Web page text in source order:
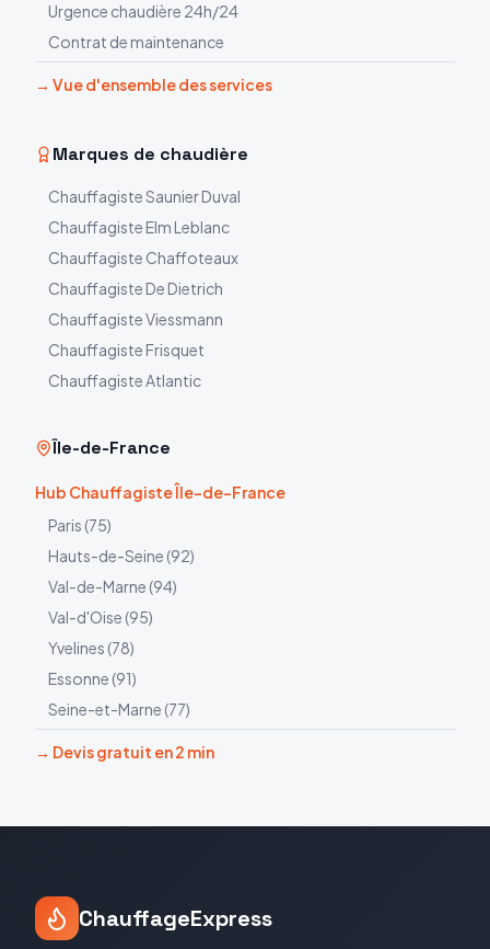
Urgence chaudière 24h/24
Contrat de maintenance
→ Vue d'ensemble des services
Marques de chaudière
ChauffagisteSaunier Duval
Chauffagiste Elm Leblanc
Chauffagiste Chaffoteaux
Chauffagiste De Dietrich
ChauffagisteViessmann
Chauffagiste Frisquet
ChauffagisteAtlantic
Île-de-France
Hub Chauffagiste Île-de-France
Paris (75)
Hauts-de-Seine (92)
Val-de-Marne (94)
Val-d'Oise (95)
Yvelines (78)
Essonne (91)
Seine-et-Marne (77)
→ Devis gratuit en 2 min
ChauffageExpress